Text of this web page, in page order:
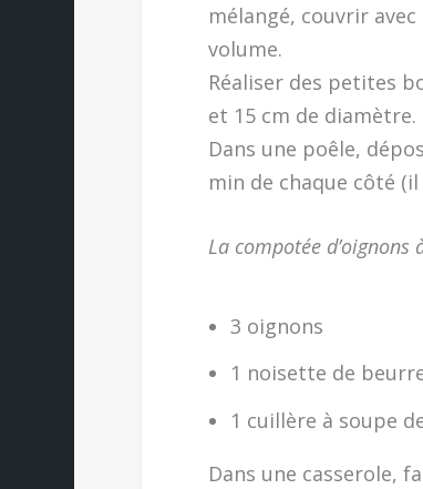
mélangé, couvrir
volume.
Réaliser des petites
et 15 cm de diamètre.
Dans une poêle,
min de chaque côté
La compotée d’oignons
3 oignons
1 noisette de
1 cuillère à soupe
Dans une casserole,